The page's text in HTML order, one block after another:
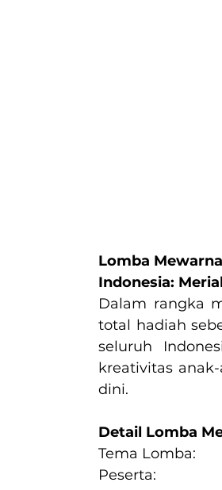
Lomba
Indonesia:
Dalam rangka
total hadiah
seluruh
kreativitas
dini.
Detail Lomba